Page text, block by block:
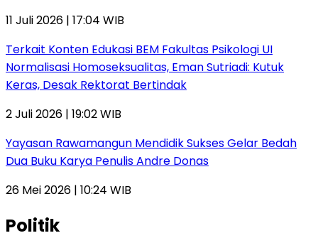
11 Juli 2026 | 17:04 WIB
Terkait Konten Edukasi BEM Fakultas Psikologi UI
Normalisasi Homoseksualitas, Eman Sutriadi: Kutuk
Keras, Desak Rektorat Bertindak
2 Juli 2026 | 19:02 WIB
Yayasan Rawamangun Mendidik Sukses Gelar Bedah
Dua Buku Karya Penulis Andre Donas
26 Mei 2026 | 10:24 WIB
Politik